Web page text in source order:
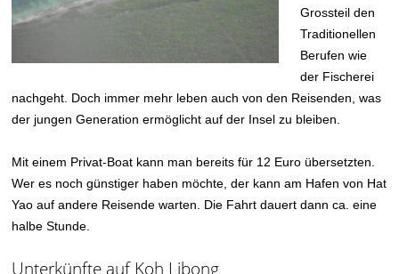
Grossteil den
Traditionellen
Berufen wie
der Fischerei
nachgeht. Doch immer mehr leben auch von den Reisenden, was
der jungen Generation ermöglicht auf der Insel zu bleiben.
Mit einem Privat-Boat kann man bereits für 12 Euro übersetzten.
Wer es noch günstiger haben möchte, der kann am Hafen von Hat
Yao auf andere Reisende warten. Die Fahrt dauert dann ca. eine
halbe Stunde.
Unterkünfte auf Koh Libong